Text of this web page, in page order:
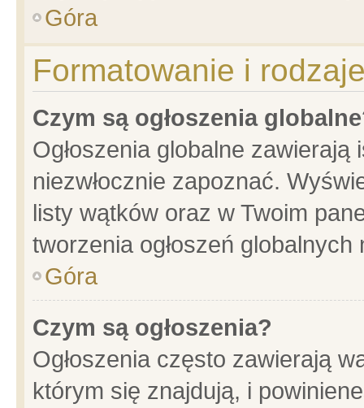
Góra
Formatowanie i
Czym są ogłoszenia
Ogłoszenia globalne
niezwłocznie zapoznać.
listy wątków oraz w Twoim
tworzenia ogłoszeń
Góra
Czym są ogłoszenia?
Ogłoszenia często zawierają
którym się znajdują, i